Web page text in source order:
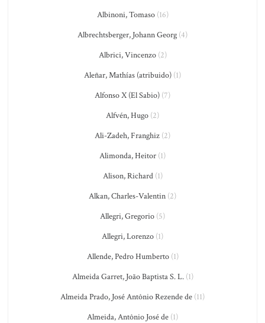
Albinoni, Tomaso(16)
Albrechtsberger, Johann Georg (4)
Albrici, Vincenzo(2)
Aleñar, Mathías (atribuido) (1)
Alfonso X (El Sabio) (7)
Alfvén, Hugo (2)
Ali-Zadeh, Franghiz (2)
Alimonda, Heitor (1)
Alison, Richard(1)
Alkan, Charles-Valentin (2)
Allegri, Gregorio (5)
Allegri, Lorenzo (1)
Allende, Pedro Humberto(1)
Almeida Garret, João Baptista S. L.(1)
Almeida Prado, José Antônio Rezende de (11)
Almeida, Antônio José de (1)